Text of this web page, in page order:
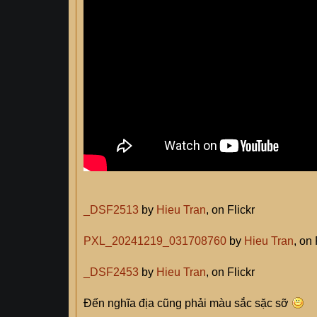
_DSF2513 by Hieu Tran, on Flickr
PXL_20241219_031708760 by Hieu Tran, on
_DSF2453 by Hieu Tran, on Flickr
Đến nghĩa địa cũng phải màu sắc sặc sỡ